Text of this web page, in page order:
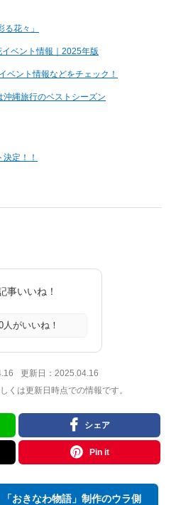
花々」
ベント情報｜2025年版
ベント情報などをチェック！
縄旅行のベストシーズン
定！！
事いいね！
人がいいね！
更新日： 2025.04.16
くは更新日時点での情報です。
シェア
Pin it
おきなわ物語」制作のウラ側